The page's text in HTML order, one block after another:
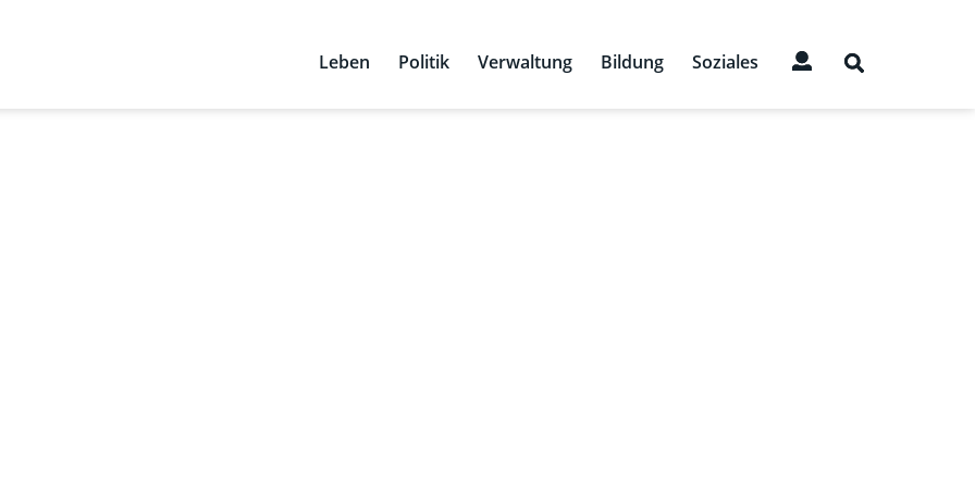
Leben Politik Verwaltung Bildung Soziales